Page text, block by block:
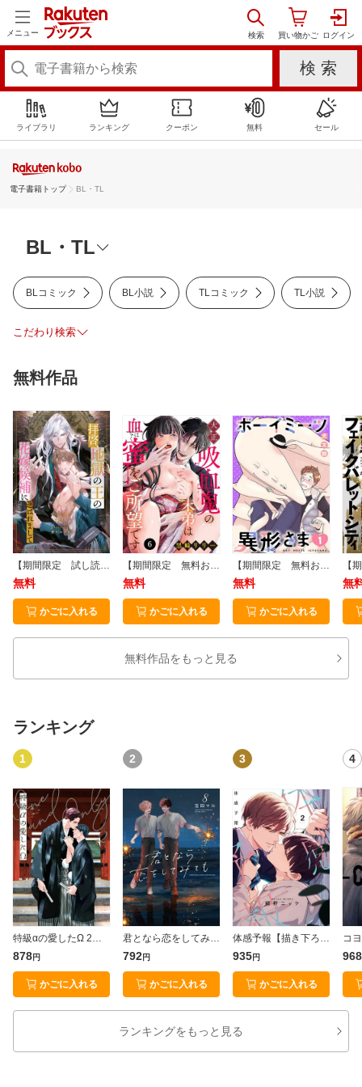
メニュー
ライブラリ ランキング クーポン 無料 セール
電子書籍トップ BL・TL
BL・TL
BLコミック BL小説 TLコミック TL小説
こだわり検索
無料作品
【期間限定 試し読み増量版 閲覧期限2026年8月6日】【全1-8セット】拝啓、地獄の王の花嫁候補に選ばれまして【イラスト付】
無料
かごに入れる
【期間限定 無料お試し版 閲覧期限2026年8月17日】大正吸血鬼(ヴァンパイア)の末弟は血ではなく蜜をご所望です 6
無料
かごに入れる
【期間限定 無料お試し版 閲覧期限2026年8月17日】ボーイミーツ異形さま(話売り) #1
無料
かごに入れる
無
無料作品をもっと見る
ランキング
1
特級αの愛したΩ 2【電子限定かきおろし付】
878円
かごに入れる
2
君となら恋をしてみても【電子限定おまけ付き】 8
792円
かごに入れる
3
体感予報【描き下ろしおまけ付き特装版】 3
935円
かごに入れる
4
968
ランキングをもっと見る
無料 100円以下
コミック
BL・TL
ライトノベル
ノンフィクション
美容・暮らし
雑誌
写真集
PC・システム
語学・資格
人文・思想
ホビー・スポーツ
エンタメ
科学・医学
絵本・児童書